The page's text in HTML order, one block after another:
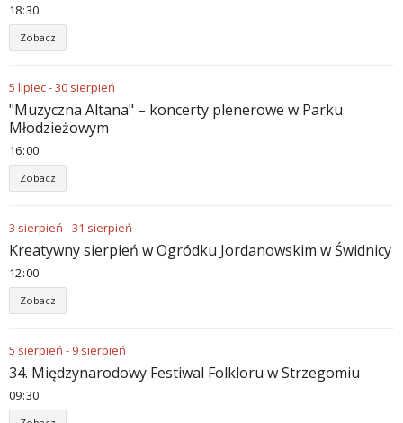
18:30
Zobacz
5 lipiec-30 sierpień
"Muzyczna Altana" – koncerty plenerowe w Parku
Młodzieżowym
16:00
Zobacz
3 sierpień -31 sierpień
Kreatywny sierpień w Ogródku Jordanowskim w Świdnicy
12:00
Zobacz
5 sierpień - 9 sierpień
34. Międzynarodowy Festiwal Folkloru w Strzegomiu
09:30